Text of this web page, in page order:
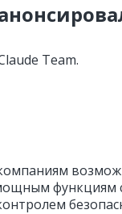
Team.
функциям